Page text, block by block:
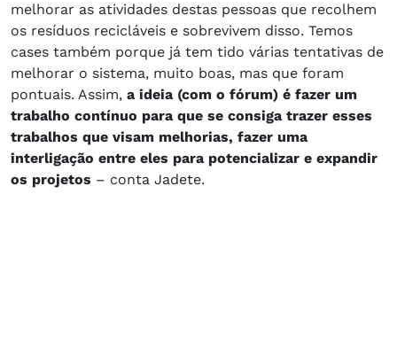
melhorar as atividades destas pessoas que recolhem
os resíduos recicláveis e sobrevivem disso. Temos
cases também porque já tem tido várias tentativas de
melhorar o sistema, muito boas, mas que foram
pontuais. Assim, a ideia (com o fórum) é fazer um
trabalho contínuo para que se consiga trazer esses
trabalhos que visam melhorias, fazer uma
interligação entre eles para potencializar e expandir
os projetos – conta Jadete.